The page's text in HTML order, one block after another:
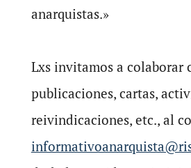
anarquistas.»
Lxs invitamos a colaborar
publicaciones, cartas,
reivindicaciones, etc., al